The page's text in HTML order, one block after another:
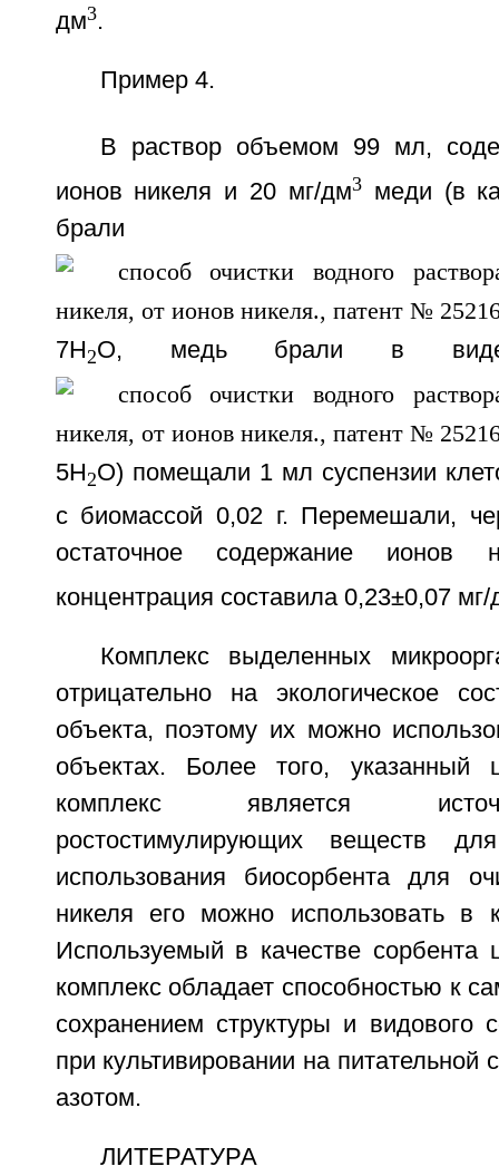
дм3.
Пример 4.
В раствор объемом 99 мл,
ионов никеля и 20 мг/дм3меди (в
брали
7H 2O, медь брали в
5H2O) помещали 1 мл суспензии
с биомассой 0,02 г. Перемешали,
остаточное содержание ионов
концентрация составила 0,23±0,07
Комплекс выделенных
отрицательно на экологическое
объекта, поэтому их можно
объектах. Более того, указанный
комплекс является
ростостимулирующих веществ
использования биосорбента для
никеля его можно использовать в
Используемый в качестве сорбента
комплекс обладает способностью к
сохранением структуры и видового
при культивировании на
азотом.
ЛИТЕРАТУРА